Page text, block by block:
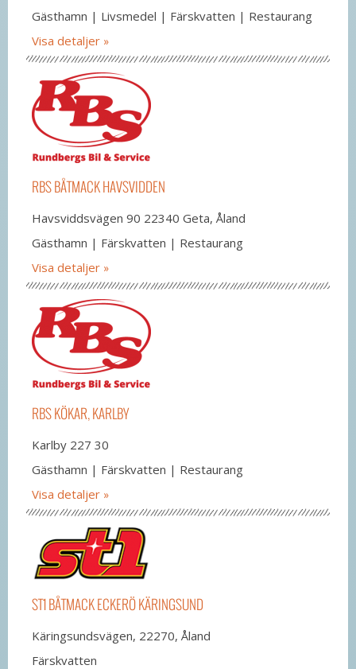
Gästhamn | Livsmedel | Färskvatten | Restaurang
Visa detaljer
RBS BÅTMACK HAVSVIDDEN
Havsviddsvägen 90 22340 Geta, Åland
Gästhamn | Färskvatten | Restaurang
Visa detaljer
RBS KÖKAR, KARLBY
Karlby 227 30
Gästhamn | Färskvatten | Restaurang
Visa detaljer
ST1 BÅTMACK ECKERÖ KÄRINGSUND
Käringsundsvägen, 22270, Åland
Färskvatten